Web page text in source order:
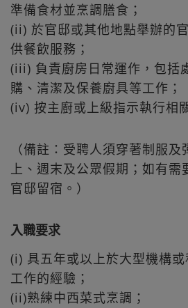
準備食材並烹調膳食；
(ii) 於官邸或其他地點舉辦的
供餐飲服務；
(iii) 負責廚房日常運作，包括
購、清潔及保養廚具等工作；
(iv) 按主廚或上級指示執行相
（備註：受聘人須穿著制服
上、週末及公眾假期；如有需
官邸留宿。）
入職要求
(i) 具五年或以上於大型機構
工作的經驗；
(ii)熟練中西菜式烹調；